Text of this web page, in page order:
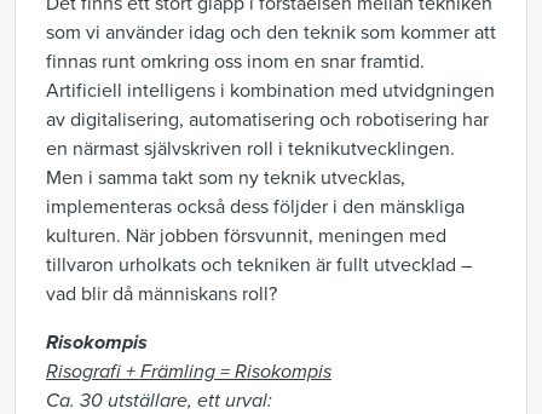
som vi använder idag och den teknik som kommer att
finnas runt omkring oss inom en snar framtid.
Artificiell intelligens i kombination med utvidgningen
av digitalisering, automatisering och robotisering har
en närmast självskriven roll i teknikutvecklingen.
Men i samma takt som ny teknik utvecklas,
implementeras också dess följder i den mänskliga
kulturen. När jobben försvunnit, meningen med
tillvaron urholkats och tekniken är fullt utvecklad –
vad blir då människans roll?
Risokompis
Risografi + Främling =Risokompis
Ca. 30 utställare, ett urval: